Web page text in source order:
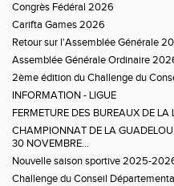
Congrès Fédéral 2026
Carifta Games 2026
Retour sur l'Assemblée Générale
Assemblée Générale Ordinaire
2ème édition du Challenge du
INFORMATION - LIGUE
FERMETURE DES BUREAUX DE LA
CHAMPIONNAT DE LA
30 NOVEMBRE...
Nouvelle saison sportive 2025-
Challenge du Conseil